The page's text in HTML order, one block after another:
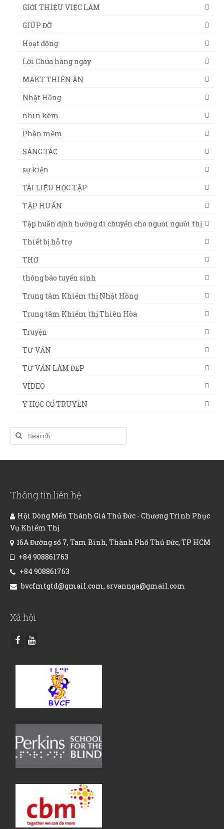
GIỚI THIỆU VIỆC LÀM
GIÚP ĐỠ
Hoạt động
Lời Chúa hàng ngày
MAKT THIÊN ÂN
Nhật Hồng
nhìn kém
Phần mềm
SÁNG TÁC
sự kiện
TÀI LIỆU HỌC TẬP
TẬP HUẤN
Tập huấn định hướng di chuyển cho người người thị
Thiết bị hỗ trợ
THƠ
thông báo tuyển sinh
Trung tâm Khiếm thị Nhật Hồng
Trung tâm Khiếm thị Thiên Hòa
Truyện
TƯ VẤN
TƯ VẤN LÀM ĐẸP
VIDEO
Y HỌC CỔ TRUYỀN
Search
for:
Thông tin liên hệ
Hội Dòng Mến Thánh Giá Thủ Đức - Chương Trình Phục
Vụ Khiếm Thị
16A Đường số 7, Tam Bình, Thành Phố Thủ Đức, TP HCM
+84 908861763
+84 908861763
bvcfmtgtd@gmail.com, srvannga@gmail.com
Xã hội